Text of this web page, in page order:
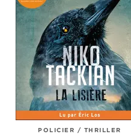
POLICIER / THRILLER